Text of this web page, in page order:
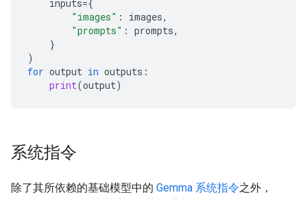
inputs={
"images" : images,
"prompts" : prompts,
}
)
for output in outputs :
print(output)
系统指令
除了其所依赖的基础模型中的 Gemma 系统指令之外，